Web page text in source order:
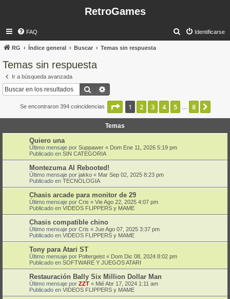
RetroGames
FAQ Identificarse
RG Índice general Buscar Temas sin respuesta
Temas sin respuesta
Ir a búsqueda avanzada
Buscar
Se encontraron 394 coincidencias Página de
1 2 3 4 5 8
Temas
Quiero una
Último mensaje por Suppawer « Dom Ene 11, 2026 5:19 pm
Publicado en SIN CATEGORIA
Montezuma AI Rebooted!
Último mensaje por jakko « Mar Sep 02, 2025 8:23 pm
Publicado en TECNOLOGIA
Chasis arcade para monitor de 29
Último mensaje por Cris « Vie Ago 22, 2025 4:07 pm
Publicado en VIDEOS FLIPPERS y MAME
Chasis compatible chino
Último mensaje por Cris « Jue Ago 07, 2025 3:37 pm
Publicado en VIDEOS FLIPPERS y MAME
Tony para Atari ST
Último mensaje por Poltergeist « Dom Dic 08, 2024 8:02 pm
Publicado en SOFTWARE Y JUEGOS ATARI
Restauración Bally Six Million Dollar Man
Último mensaje por ZZT « Mié Abr 17, 2024 1:11 am
Publicado en VIDEOS FLIPPERS y MAME